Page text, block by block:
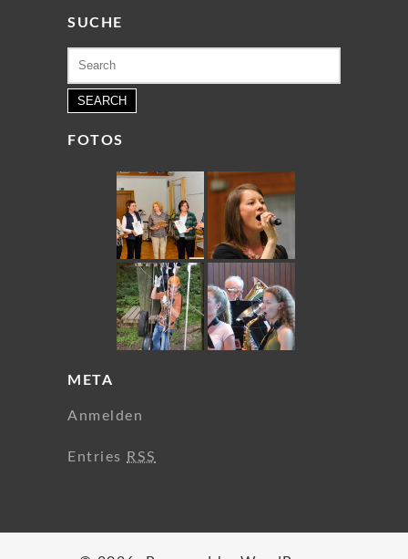
SUCHE
for:
FOTOS
META
Anmelden
Entries RSS